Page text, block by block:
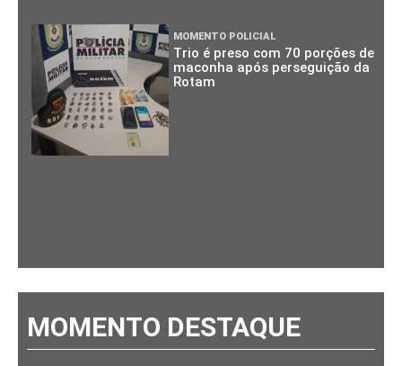
MOMENTO POLICIAL
Trio é preso com 70 porções de
maconha após perseguição da
Rotam
MOMENTO DESTAQUE